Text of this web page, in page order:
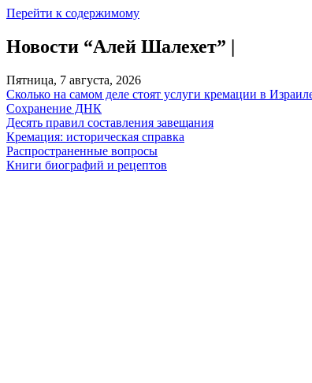
Перейти к содержимому
Новости “Алей Шалехет” |
Пятница, 7 августа, 2026
Сколько на самом деле стоят услуги кремации в
Сохранение ДНК
Десять правил составления завещания
Кремация: историческая справка
Распространенные вопросы
Книги биографий и рецептов